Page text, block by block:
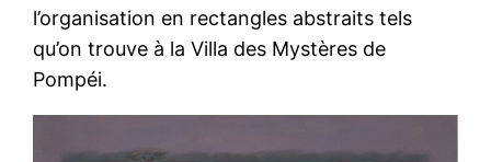
l’organisation en rectangles abstraits tels
qu’on trouve à la Villa des Mystères de
Pompéi.